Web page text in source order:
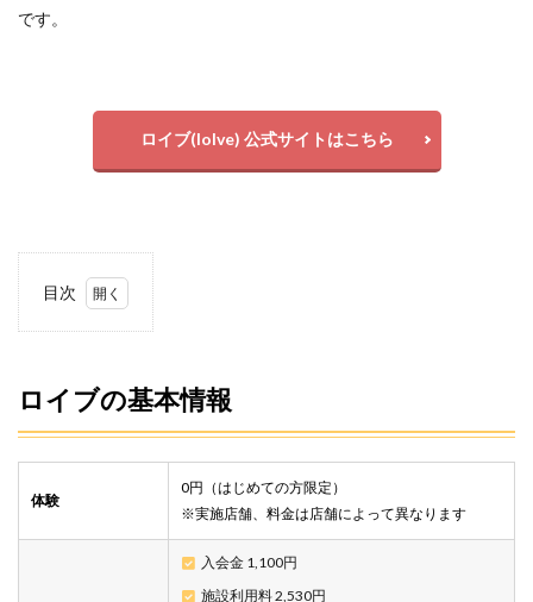
です。
ロイブ(loIve) 公式サイトはこちら
目次
基本
情報
ブの
の特
ロイブの基本情報
体験
0円（はじめての方限定）
※実施店舗、料金は店舗によって異なります
入会金 1,100円
施設利用料 2,530円